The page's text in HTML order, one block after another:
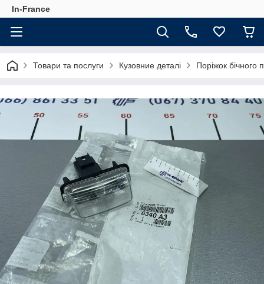
In-France
Товари та послуги Кузовние деталі Поріжок